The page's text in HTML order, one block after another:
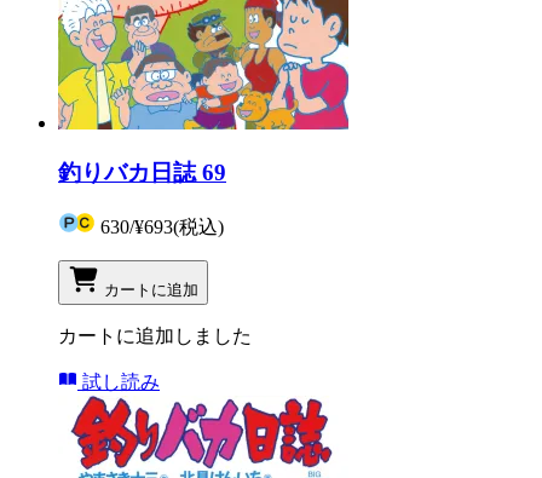
釣りバカ日誌 69
630/¥693(税込)
カートに追加
カートに追加しました
試し読み